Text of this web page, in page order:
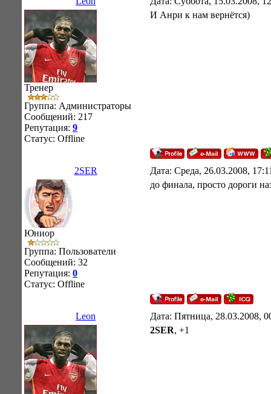
Тренер
Группа: Администраторы
Сообщений: 217
Репутация: 9
Статус: Offline
И Анри к нам вернётся)
2SER Дата: Среда, 26.03.2008,
Юниор
Группа: Пользователи
Сообщений: 32
Репутация: 0
Статус: Offline
до финала, просто дороги
Leon Дата: Пятница, 28.03.2008,
2SER, +1